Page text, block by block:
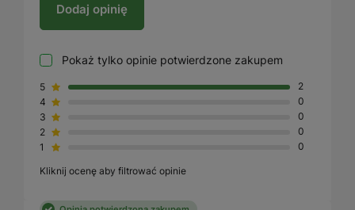
Dodaj opinię
Pokaż tylko opinie potwierdzone zakupem
5
2
4
0
3
0
2
0
1
0
Kliknij ocenę aby filtrować opinie